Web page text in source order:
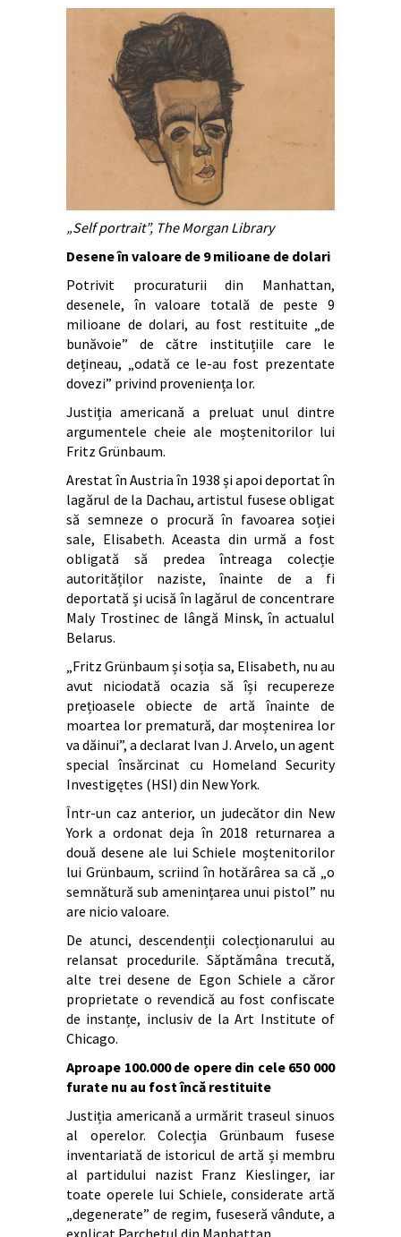
„Self portrait”, The Morgan Library
Desene în valoare de 9 milioane de dolari
Potrivit procuraturii din Manhattan,
desenele, în valoare totală de peste 9
milioane de dolari, au fost restituite „de
bunăvoie” de către instituțiile care le
dețineau, „odată ce le-au fost prezentate
dovezi” privind proveniența lor.
Justiția americană a preluat unul dintre
argumentele cheie ale moștenitorilor lui
Fritz Grünbaum.
Arestat în Austria în 1938 și apoi deportat în
lagărul de la Dachau, artistul fusese obligat
să semneze o procură în favoarea soției
sale, Elisabeth. Aceasta din urmă a fost
obligată să predea întreaga colecție
autorităților naziste, înainte de a fi
deportată și ucisă în lagărul de concentrare
Maly Trostinec de lângă Minsk, în actualul
Belarus.
„Fritz Grünbaum și soția sa, Elisabeth, nu au
avut niciodată ocazia să își recupereze
prețioasele obiecte de artă înainte de
moartea lor prematură, dar moștenirea lor
va dăinui”, a declarat Ivan J. Arvelo, un agent
special însărcinat cu Homeland Security
Investigętes (HSI) din New York.
Într-un caz anterior, un judecător din New
York a ordonat deja în 2018 returnarea a
două desene ale lui Schiele moștenitorilor
lui Grünbaum, scriind în hotărârea sa că „o
semnătură sub amenințarea unui pistol” nu
are nicio valoare.
De atunci, descendenții colecționarului au
relansat procedurile. Săptămâna trecută,
alte trei desene de Egon Schiele a căror
proprietate o revendică au fost confiscate
de instanțe, inclusiv de la Art Institute of
Chicago.
Aproape 100.000 de opere din cele 650 000
furate nu au fost încă restituite
Justiția americană a urmărit traseul sinuos
al operelor. Colecția Grünbaum fusese
inventariată de istoricul de artă și membru
al partidului nazist Franz Kieslinger, iar
toate operele lui Schiele, considerate artă
„degenerate” de regim, fuseseră vândute, a
explicat Parchetul din Manhattan.